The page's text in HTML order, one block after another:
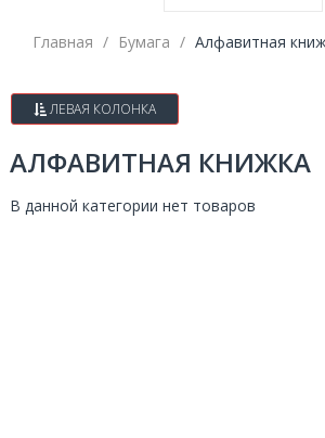
Главная Бумага Алфавитная
ЛЕВАЯ КОЛОНКА
АЛФАВИТНАЯ КНИЖКА
В данной категории нет товаров